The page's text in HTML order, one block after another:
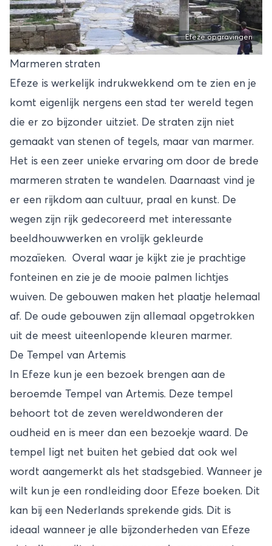
Efeze opgravingen
Marmeren straten
Efeze is werkelijk indrukwekkend om te zien en je
komt eigenlijk nergens een stad ter wereld tegen
die er zo bijzonder uitziet. De straten zijn niet
gemaakt van stenen of tegels, maar van marmer.
Het is een zeer unieke ervaring om door de brede
marmeren straten te wandelen. Daarnaast vind je
er een rijkdom aan cultuur, praal en kunst. De
wegen zijn rijk gedecoreerd met interessante
beeldhouwwerken en vrolijk gekleurde
mozaïeken. Overal waar je kijkt zie je prachtige
fonteinen en zie je de mooie palmen lichtjes
wuiven. De gebouwen maken het plaatje helemaal
af. De oude gebouwen zijn allemaal opgetrokken
uit de meest uiteenlopende kleuren marmer.
De Tempel van Artemis
In Efeze kun je een bezoek brengen aan de
beroemde Tempel van Artemis. Deze tempel
behoort tot de zeven wereldwonderen der
oudheid en is meer dan een bezoekje waard. De
tempel ligt net buiten het gebied dat ook wel
wordt aangemerkt als het stadsgebied. Wanneer je
wilt kun je een rondleiding door Efeze boeken. Dit
kan bij een Nederlands sprekende gids. Dit is
ideaal wanneer je alle bijzonderheden van Efeze